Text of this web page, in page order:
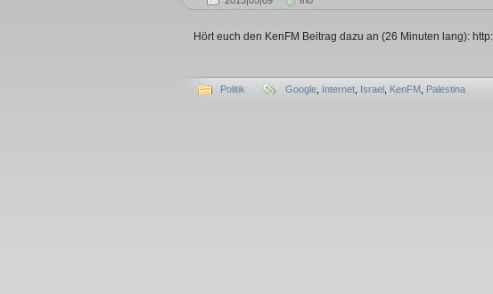
Hört euch den KenFM Beitrag dazu an (26 Minuten lang):
Politik Google Internet Israel KenFM Palestina